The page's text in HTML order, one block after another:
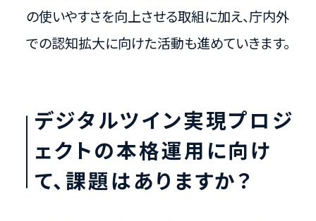
の使いやすさを向上させる取組に加え、庁内外
での認知拡大に向けた活動も進めていきます。
デジタルツイン実現プロジ
ェクトの本格運用に向け
て、課題はありますか？